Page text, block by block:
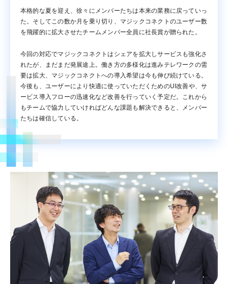
本格的な夏を迎え、徐々にメンバーたちは本来の業務に戻っていっ
た。そしてこの数か月を乗り切り、マジックコネクトのユーザー数
を飛躍的に拡大させたチームメンバー全員に社長賞が贈られた。
今回の対応でマジックコネクトはシェアを拡大しサービスも強化さ
れたが、まだまだ発展途上。働き方の多様化は進みテレワークの需
要は拡大、マジックコネクトへの導入希望は今も伸び続けている。
今後も、ユーザーにより快適に使っていただくためのUI改善や、サ
ービス導入フローの迅速化など改善を行っていく予定だ。これから
もチームで協力していければどんな課題も解決できると、メンバー
たちは確信している。